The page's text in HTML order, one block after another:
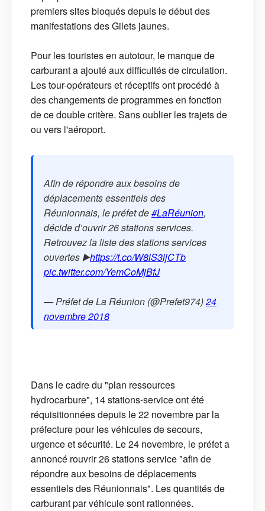
premiers sites bloqués depuis le début des
manifestations des Gilets jaunes.
Pour les touristes en autotour, le manque de
carburant a ajouté aux difficultés de circulation.
Les tour-opérateurs et réceptifs ont procédé à
des changements de programmes en fonction
de ce double critère. Sans oublier les trajets de
ou vers l'aéroport.
Afin de répondre aux besoins de
déplacements essentiels des
Réunionnais, le préfet de#LaRéunion,
décide d’ouvrir 26 stations services.
Retrouvez la liste des stations services
ouvertes ▶️https://t.co/W8lS3ijCTb
pic.twitter.com/YemCoMjBfJ
— Préfet de La Réunion (@Prefet974)24
novembre 2018
Dans le cadre du "plan ressources
hydrocarbure", 14 stations-service ont été
réquisitionnées depuis le 22 novembre par la
préfecture pour les véhicules de secours,
urgence et sécurité. Le 24 novembre, le préfet a
annoncé rouvrir 26 stations service "afin de
répondre aux besoins de déplacements
essentiels des Réunionnais". Les quantités de
carburant par véhicule sont rationnées.